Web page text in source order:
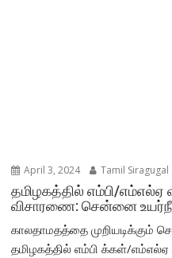
April 3, 2024 Tamil
தமிழகத்தில் எம்பி/
விசாரணை: சென்னை
காலதாமதத்தை முறியடிக்கும்
தமிழகத்தில் எம்பி க்கள்/